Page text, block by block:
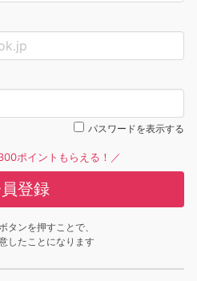
パスワードを表示する
ポイントもらえる！／
登録
タンを押すことで、
したことになります